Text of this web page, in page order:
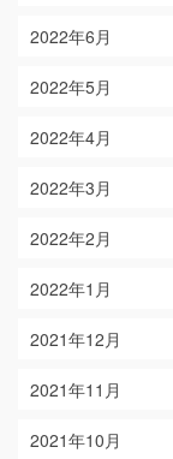
2022年6月
2022年5月
2022年4月
2022年3月
2022年2月
2022年1月
2021年12月
2021年11月
2021年10月